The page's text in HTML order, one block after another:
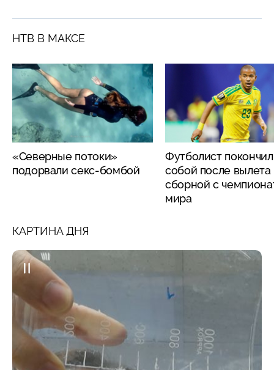
НТВ В МАКСЕ
«Северные потоки»
подорвали секс-бомбой
Футболист
собой после вылета
сборной с
мира
КАРТИНА ДНЯ